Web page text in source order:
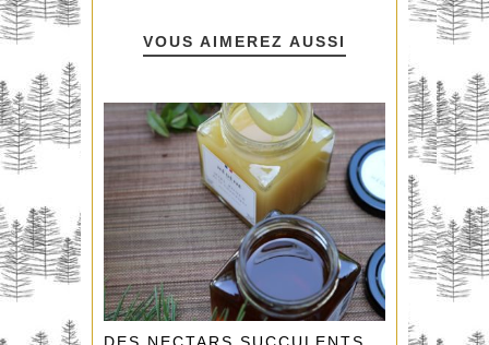
VOUS AIMEREZ AUSSI